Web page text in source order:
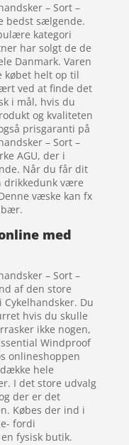
– Sort –
bedst sælgende.
kategori
har solgt de de
Danmark. Varen
købet helt op til
ved at finde det
i mål, hvis du
og kvaliteten
prisgaranti på
– Sort –
AGU, der i
Når du får dit
drikkedunk være
væske kan fx
bær.
med
– Sort –
af den store
Du
hvis du skulle
ikke nogen,
Windproof
onlineshoppen
hele
I det store udvalg
der er det
Købes der ind i
fordi
fysisk butik.